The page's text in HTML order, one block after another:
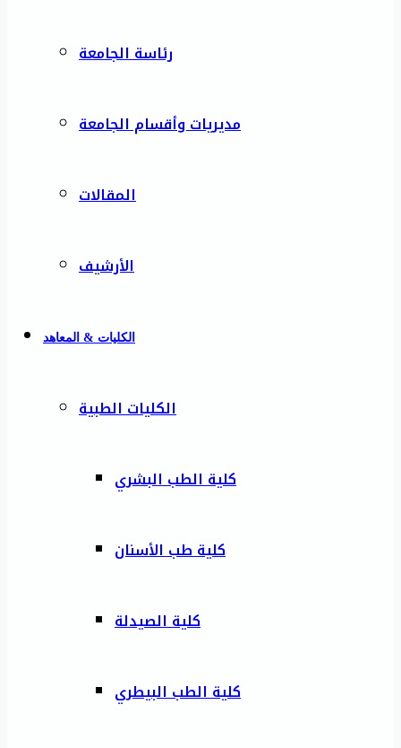
رئاسة الجامعة
مديريات وأقسام الجامعة
المقالات
الأرشيف
الكليات & المعاهد
الكليات الطبية
كلية الطب البشري
كلية طب الأسنان
كلية الصيدلة
كلية الطب البيطري